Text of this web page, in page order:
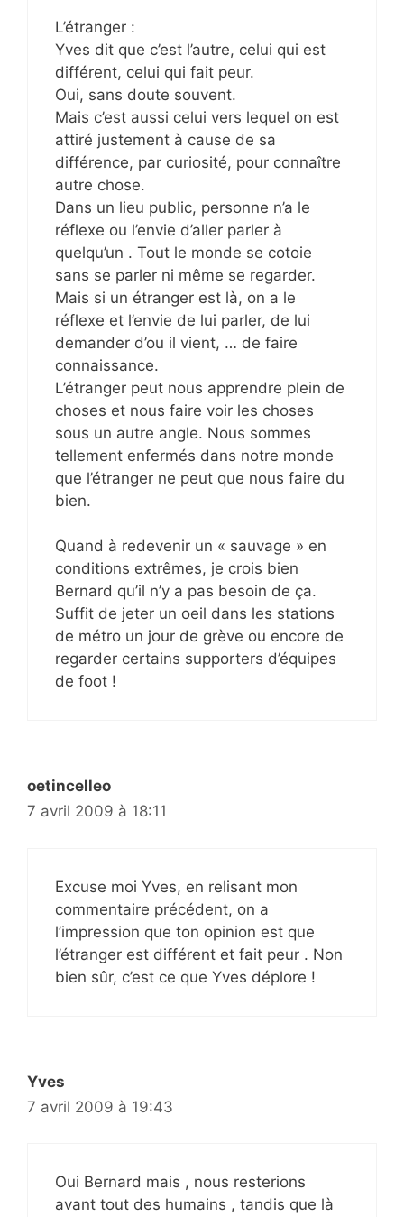
L’étranger :
Yves dit que c’est l’autre, celui qui est
différent, celui qui fait peur.
Oui, sans doute souvent.
Mais c’est aussi celui vers lequel on est
attiré justement à cause de sa
différence, par curiosité, pour connaître
autre chose.
Dans un lieu public, personne n’a le
réflexe ou l’envie d’aller parler à
quelqu’un . Tout le monde se cotoie
sans se parler ni même se regarder.
Mais si un étranger est là, on a le
réflexe et l’envie de lui parler, de lui
demander d’ou il vient, … de faire
connaissance.
L’étranger peut nous apprendre plein de
choses et nous faire voir les choses
sous un autre angle. Nous sommes
tellement enfermés dans notre monde
que l’étranger ne peut que nous faire du
bien.
Quand à redevenir un « sauvage » en
conditions extrêmes, je crois bien
Bernard qu’il n’y a pas besoin de ça.
Suffit de jeter un oeil dans les stations
de métro un jour de grève ou encore de
regarder certains supporters d’équipes
de foot !
oetincelleo
7 avril 2009 à 18:11
Excuse moi Yves, en relisant mon
commentaire précédent, on a
l’impression que ton opinion est que
l’étranger est différent et fait peur . Non
bien sûr, c’est ce que Yves déplore !
Yves
7 avril 2009 à 19:43
Oui Bernard mais , nous resterions
avant tout des humains , tandis que là